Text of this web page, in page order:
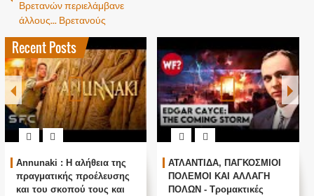
Βρετανών περιελάμβανε
άλλους... Βρετανούς
Recent Posts
της
προέλευσης
τους και
ΑΤΛΑΝΤΙΔΑ, ΠΑΓΚΟΣΜΙΟΙ
ΠΟΛΕΜΟΙ ΚΑΙ ΑΛΛΑΓΗ
ΠΟΛΩΝ - Τρομακτικές
Ο ΟΜΗΡΟΣ
ΠΟΥΤΙΝ ;